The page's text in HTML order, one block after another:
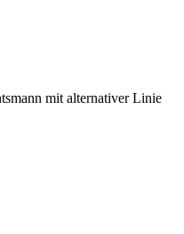
mit alternativer Linie